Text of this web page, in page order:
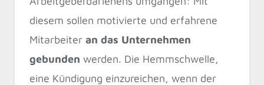
diesem sollen motivierte und erfahrene
Mitarbeiter an das Unternehmen
gebunden werden. Die Hemmschwelle,
eine Kündigung einzureichen, wenn der